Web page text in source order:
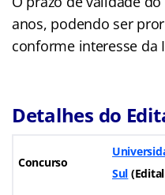
anos, podendo ser
conforme interesse da
Detalhes do
Concurso
Sul (Edital